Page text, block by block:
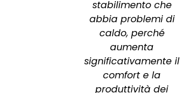
stabilimento che
abbia problemi di
caldo, perché
aumenta
significativamente il
comfort e la
produttività dei